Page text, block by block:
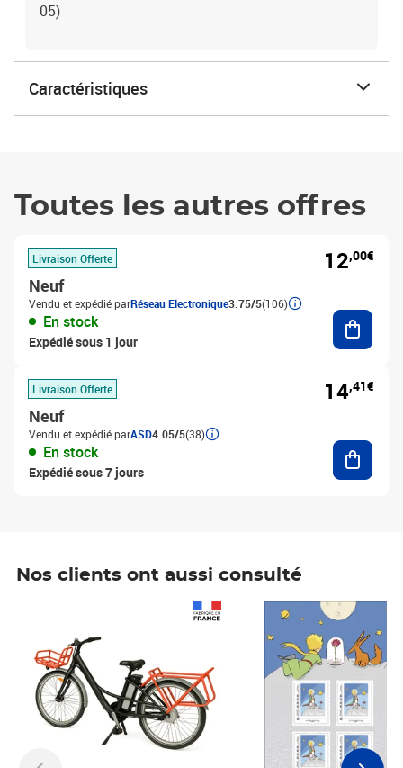
05)
Caractéristiques
Toutes les autres offres
Livraison Offerte
Neuf
Vendu et expédié parRéseau Electronique3.75/5(106)
En stock
Expédié sous 1 jour
12,00€
Livraison Offerte
Neuf
Vendu et expédié parASD4.05/5(38)
En stock
Expédié sous 7 jours
14,41€
Nos clients ont aussi consulté
Prix 7,50€